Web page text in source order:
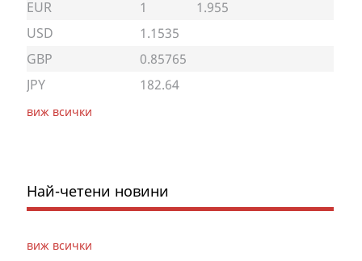
EUR 1
1.955
USD
1.1535
GBP
0.85765
JPY
182.64
виж всички
Най-четени новини
виж всички